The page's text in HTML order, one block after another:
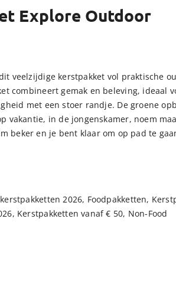
Explore Outdoor
veelzijdige kerstpakket vol praktische
combineert gemak en beleving, ideaal
met een stoer randje. De groene
vakantie, in de jongenskamer, noem
beker en je bent klaar om op pad te
2026, Foodpakketten,
, Kerstpakketten vanaf € 50, Non-Food